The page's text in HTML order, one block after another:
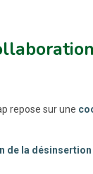
repose sur une
la